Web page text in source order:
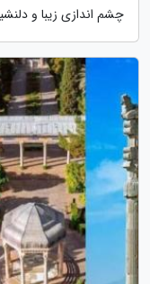
چشم اندازی زیبا و